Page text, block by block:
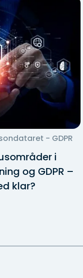
- GDPR
i
og GDPR –
klar?